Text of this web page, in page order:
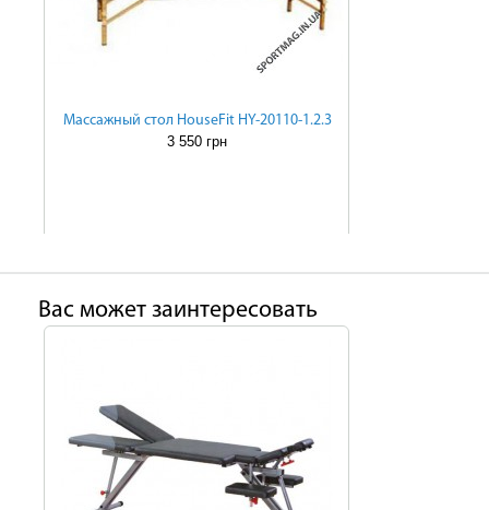
Массажный стол HouseFit HY-20110-1.2.3
3 550 грн
Ваc может заинтересовать